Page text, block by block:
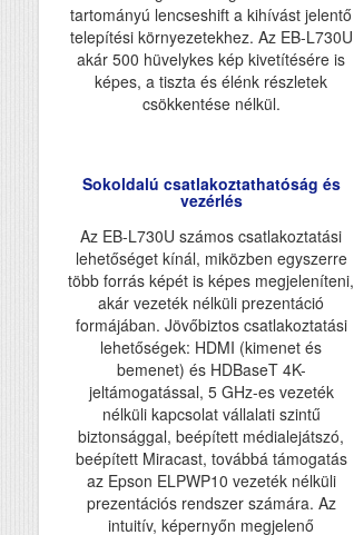
tartományú lencseshift a kihívást jelentő
telepítési környezetekhez. Az EB-L730U
akár 500 hüvelykes kép kivetítésére is
képes, a tiszta és élénk részletek
csökkentése nélkül.
Sokoldalú csatlakoztathatóság és
vezérlés
Az EB-L730U számos csatlakoztatási
lehetőséget kínál, miközben egyszerre
több forrás képét is képes megjeleníteni,
akár vezeték nélküli prezentáció
formájában. Jövőbiztos csatlakoztatási
lehetőségek: HDMI (kimenet és
bemenet) és HDBaseT 4K-
jeltámogatással, 5 GHz-es vezeték
nélküli kapcsolat vállalati szintű
biztonsággal, beépített médialejátszó,
beépített Miracast, továbbá támogatás
az Epson ELPWP10 vezeték nélküli
prezentációs rendszer számára. Az
intuitív, képernyőn megjelenő